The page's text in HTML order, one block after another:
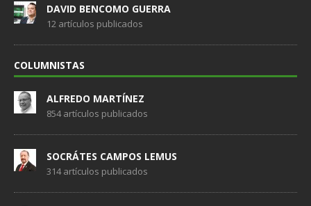
DAVID BENCOMO GUERRA
12 artículos publicados
COLUMNISTAS
ALFREDO MARTÍNEZ
854 artículos publicados
SOCRÁTES CAMPOS LEMUS
314 artículos publicados